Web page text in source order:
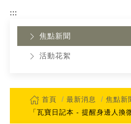
關於我們
認識瓦寶
活動訊息
:::
焦點新聞
活動花絮
首頁 最新消息 焦點新
「瓦寶日記本 - 提醒身邊人換